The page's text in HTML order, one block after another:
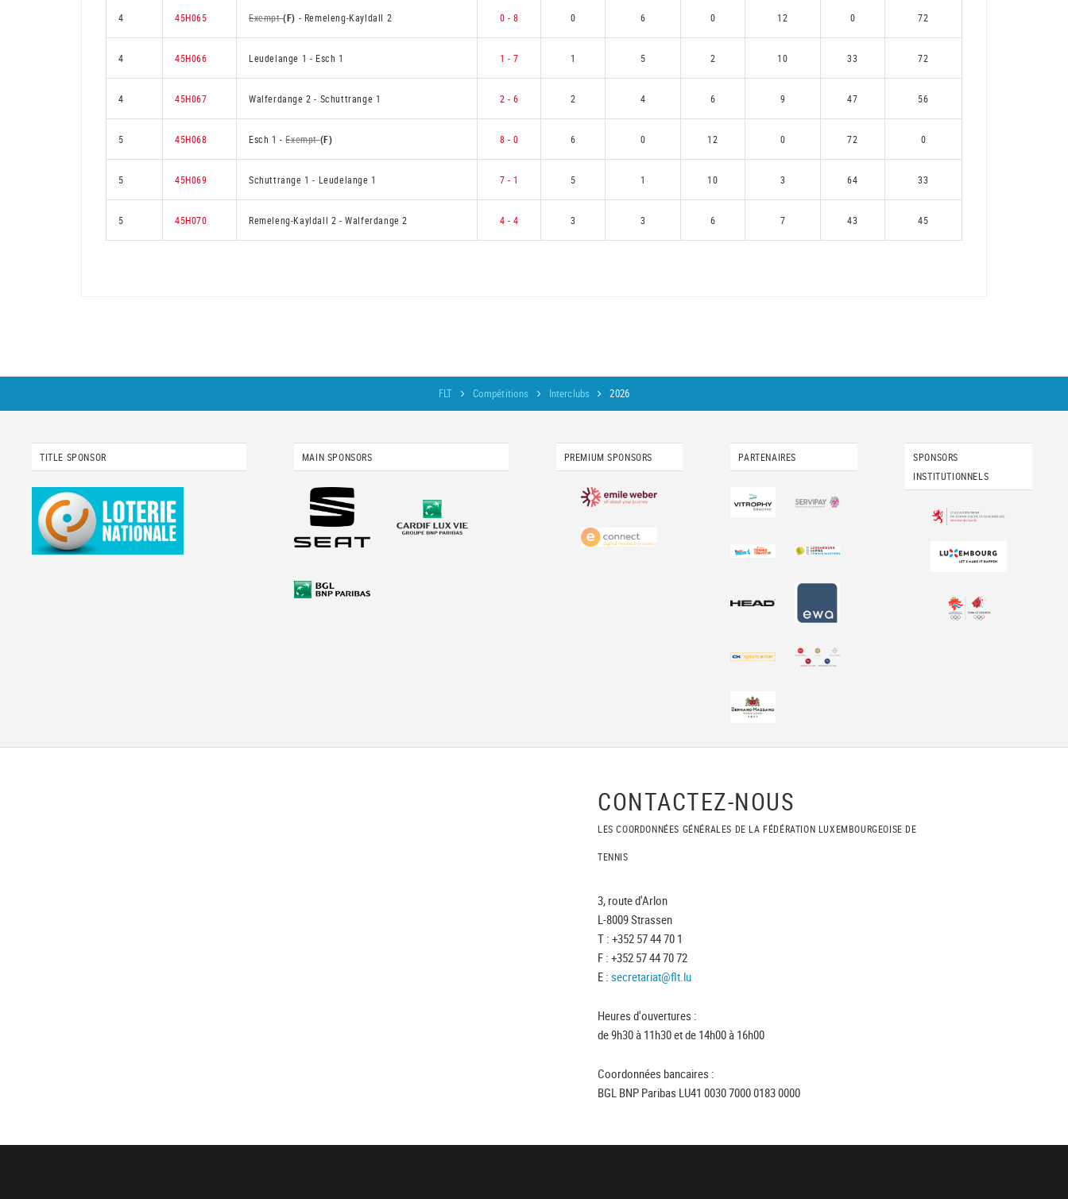
4 45H065 Exempt(F) - Remeleng-Kayldall 2 0 - 8 0 6 0 12 0 72
4 45H066 Leudelange 1 - Esch 1 1 - 7 1 5 2 10 33 72
4 45H067 Walferdange 2- Schuttrange 1 2 - 6 2 4 6 9 47 56
5 45H068 Esch 1-Exempt(F) 8 - 0 6 0 12 0 72 0
5 45H069 Schuttrange 1- Leudelange 1 7 - 1 5 1 10 3 64 33
5 45H070 Remeleng-Kayldall 2 -Walferdange 2 4 - 4 3 3 6 7 43 45
FLT Compétitions Interclubs 2026
TITLE SPONSOR MAIN SPONSORS PREMIUM SPONSORS PARTENAIRES
SPONSORS
INSTITUTIONNELS
CONTACTEZ-NOUS
LES COORDONNÉES GÉNÉRALES DE LA FÉDÉRATION LUXEMBOURGEOISE DE
TENNIS
3, route d'Arlon
L-8009 Strassen
T : +352 57 44 70 1
F : +352 57 44 70 72
E : secretariat@flt.lu
Heures d'ouvertures :
de 9h30 à 11h30 et de 14h00 à 16h00
Coordonnées bancaires :
BGL BNP Paribas LU41 0030 7000 0183 0000